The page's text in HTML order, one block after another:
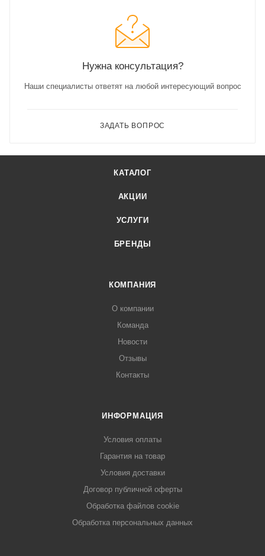
Нужна консультация?
Наши специалисты ответят на любой интересующий вопрос
ЗАДАТЬ ВОПРОС
КАТАЛОГ
АКЦИИ
УСЛУГИ
БРЕНДЫ
КОМПАНИЯ
О компании
Команда
Новости
Отзывы
Контакты
ИНФОРМАЦИЯ
Условия оплаты
Гарантия на товар
Условия доставки
Договор публичной оферты
Обработка файлов cookie
Обработка персональных данных